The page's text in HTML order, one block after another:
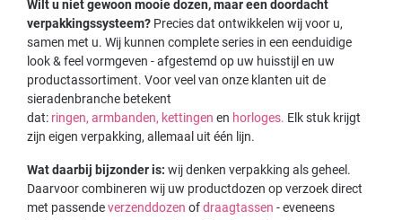
Wilt u niet gewoon mooie dozen, maar een doordacht
verpakkingssysteem? Precies dat ontwikkelen wij voor u,
samen met u. Wij kunnen complete series in een eenduidige
look & feel vormgeven - afgestemd op uw huisstijl en uw
productassortiment. Voor veel van onze klanten uit de
sieradenbranche betekent
dat: ringen, armbanden, kettingen en horloges. Elk stuk krijgt
zijn eigen verpakking, allemaal uit één lijn.
Wat daarbij bijzonder is: wij denken verpakking als geheel.
Daarvoor combineren wij uw productdozen op verzoek direct
met passendeverzenddozen ofdraagtassen - eveneens